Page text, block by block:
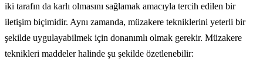
iki tarafın da karlı olmasını sağlamak amacıyla tercih edilen bir
iletişim biçimidir. Aynı zamanda, müzakere tekniklerini yeterli bir
şekilde uygulayabilmek için donanımlı olmak gerekir. Müzakere
teknikleri maddeler halinde şu şekilde özetlenebilir: